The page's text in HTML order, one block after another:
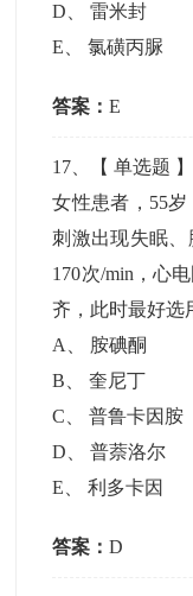
D 、雷米封
E 、氯磺丙脲
答案：E
17 、【单选题 】
女性患者，55
刺激出现失眠
170次/min，心
齐，此时最好选
A
胺碘酮
B 、奎尼丁
C 、普鲁卡因胺
D 、普萘洛尔
E 、利多卡因
答案：D